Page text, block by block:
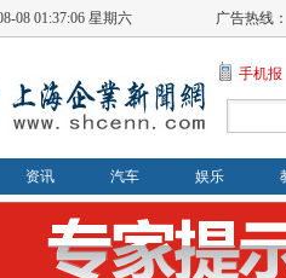
08 01:37:07 星期六 广告热线
手机报
资讯 汽车 娱乐